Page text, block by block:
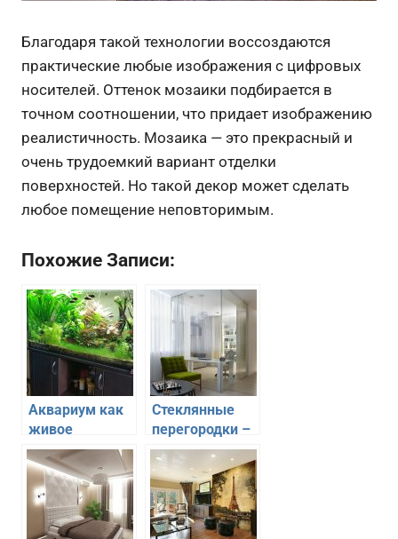
Благодаря такой технологии воссоздаются
практические любые изображения с цифровых
носителей. Оттенок мозаики подбирается в
точном соотношении, что придает изображению
реалистичность. Мозаика — это прекрасный и
очень трудоемкий вариант отделки
поверхностей. Но такой декор может сделать
любое помещение неповторимым.
Похожие Записи:
Аквариум как
живое
украшение
интерьера
гостиной
Стеклянные
перегородки –
функциональное
украшение
интерьера